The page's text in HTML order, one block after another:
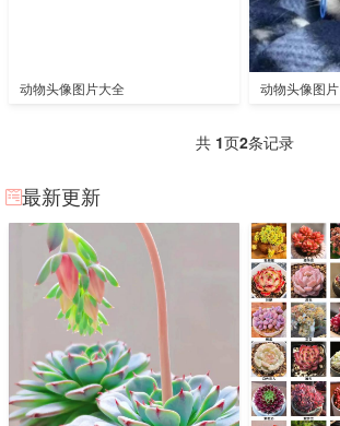
动物头像图片大全 动物头像图片
共 1页2条记录
最新更新